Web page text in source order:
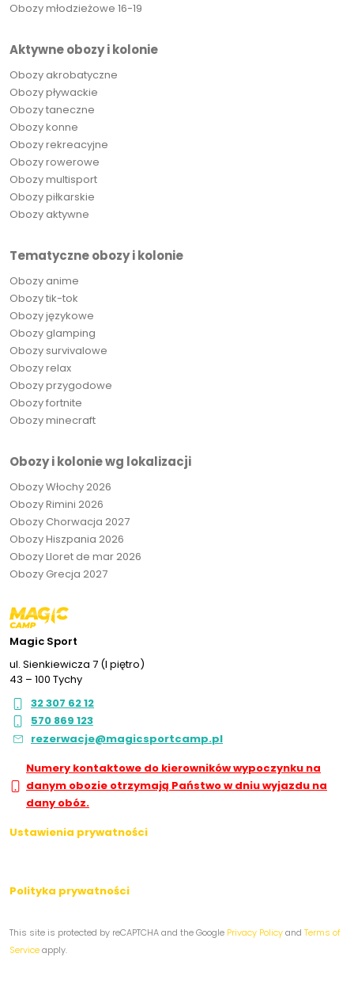
Obozy młodzieżowe 16-19
Aktywne obozy i kolonie
Obozy akrobatyczne
Obozy pływackie
Obozy taneczne
Obozy konne
Obozy rekreacyjne
Obozy rowerowe
Obozy multisport
Obozy piłkarskie
Obozy aktywne
Tematyczne obozy i kolonie
Obozy anime
Obozy tik-tok
Obozy językowe
Obozy glamping
Obozy survivalowe
Obozy relax
Obozy przygodowe
Obozy fortnite
Obozy minecraft
Obozy i kolonie wg lokalizacji
Obozy Włochy 2026
Obozy Rimini 2026
Obozy Chorwacja 2027
Obozy Hiszpania 2026
Obozy Lloret de mar 2026
Obozy Grecja 2027
Magic Sport
ul. Sienkiewicza 7 (I piętro)
43 – 100 Tychy
32 307 62 12
570 869 123
rezerwacje@magicsportcamp.pl
Numery kontaktowe do kierowników wypoczynku na
danym obozie otrzymają Państwo w dniu wyjazdu na
dany obóz.
Ustawienia prywatności
Polityka prywatności
This site is protected by reCAPTCHA and the Google Privacy Policyand Terms of
Serviceapply.